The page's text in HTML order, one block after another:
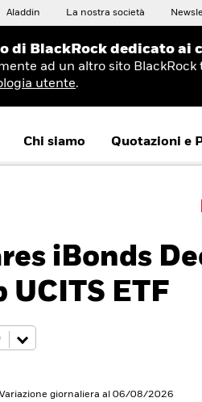
Aladdin La nostra società
di BlackRock dedicato
ad un altro sito
utente.
Chi siamo Quotazioni e
iBonds
UCITS ETF
Variazione giornaliera al 06/08/2026